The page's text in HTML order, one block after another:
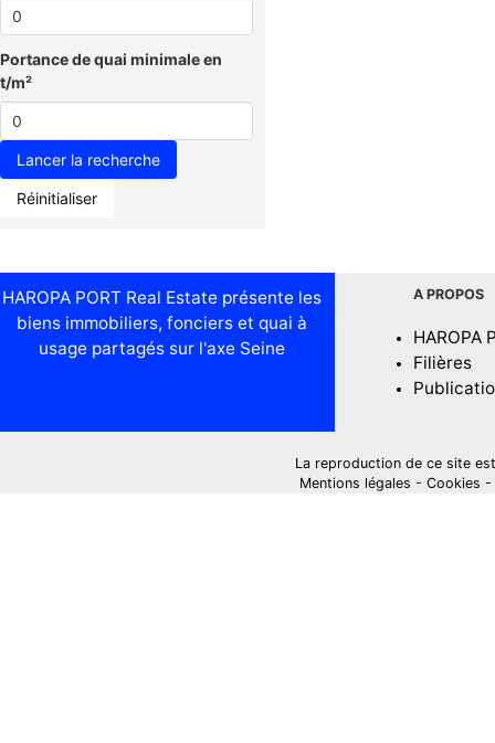
Portance de quai minimale en
t/m²
Réinitialiser
HAROPA PORT Real Estate présente les
biens immobiliers, fonciers et quai à
usage partagés sur l'axe Seine
A PROPOS
HAROPA
Filières
La reproduction de ce site
Mentions légales - Cookies -